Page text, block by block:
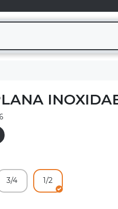
3/4 1/2